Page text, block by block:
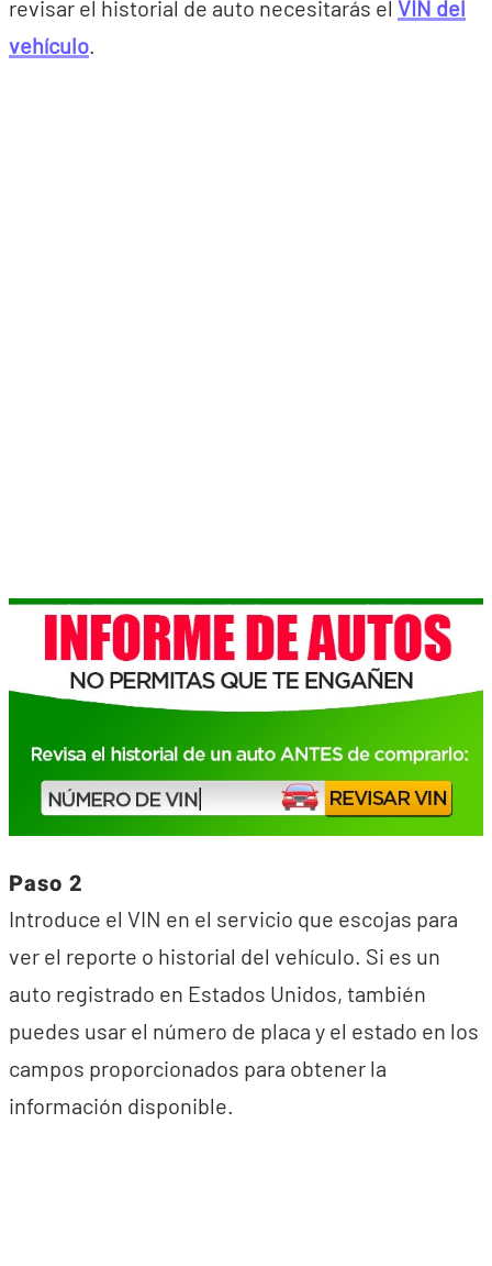
revisar el historial de auto necesitarás el VIN del
vehículo.
Paso 2
Introduce el VIN en el servicio que escojas para
ver el reporte o historial del vehículo. Si es un
auto registrado en Estados Unidos, también
puedes usar el número de placa y el estado en los
campos proporcionados para obtener la
información disponible.